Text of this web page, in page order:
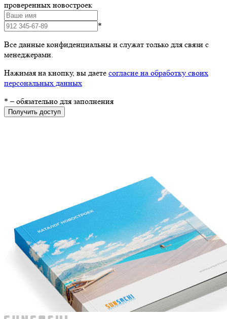
проверенных новостроек
*
Все данные конфиденциальны и служат только для связи с
менеджерами.
Нажимая на кнопку, вы даете согласие на обработку своих
персональных данных
* – обязательно для заполнения
Получить доступ